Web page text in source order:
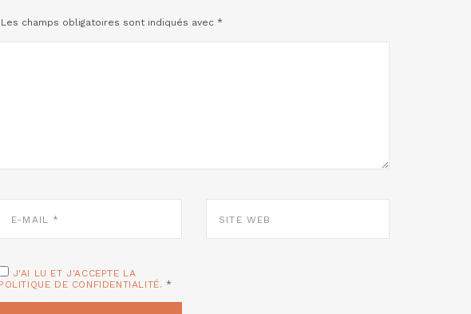
Les champs obligatoires sont indiqués avec *
E-
MAIL
SITE
WEB
J'AI LU ET J'ACCEPTE LA
POLITIQUE DE CONFIDENTIALITÉ. *